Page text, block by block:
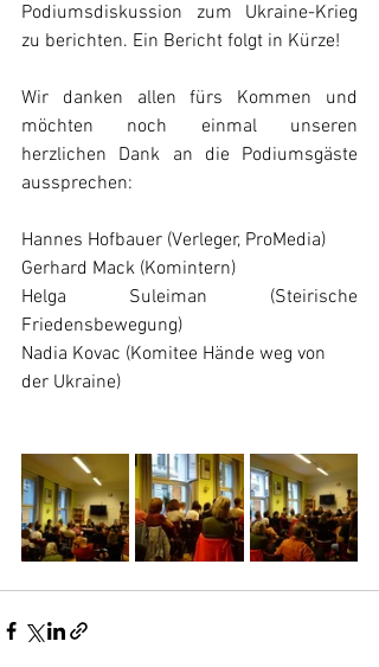
Podiumsdiskussion zum Ukraine-Krieg
zu berichten. Ein Bericht folgt in Kürze!
Wir danken allen fürs Kommen und
möchten noch einmal unseren
herzlichen Dank an die Podiumsgäste
aussprechen:
Hannes Hofbauer (Verleger, ProMedia)
Gerhard Mack (Komintern)
Helga Suleiman (Steirische
Friedensbewegung)
Nadia Kovac (Komitee Hände weg von
der Ukraine)